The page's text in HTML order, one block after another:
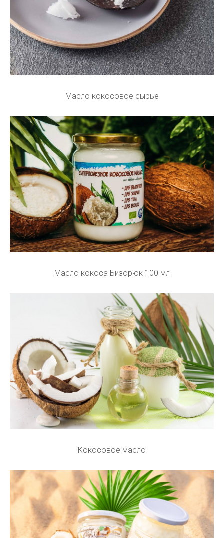
Масло кокосовое сырье
Масло кокоса Бизорюк 100 мл
Кокосовое масло